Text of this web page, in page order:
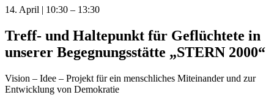
14. April | 10:30 – 13:30
Treff- und Haltepunkt für Geflüchtete in
unserer Begegnungsstätte „STERN 2000“
Vision – Idee – Projekt für ein menschliches Miteinander und zur
Entwicklung von Demokratie